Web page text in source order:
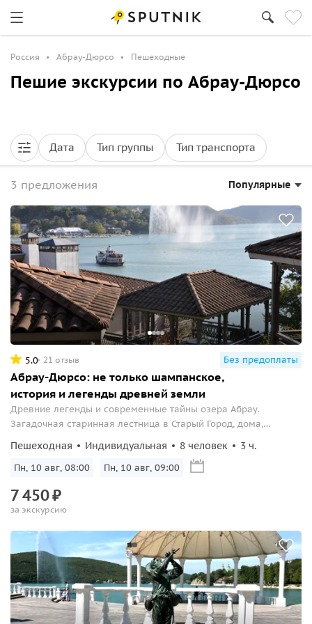
Россия Абрау-Дюрсо Пешеходные
Пешие экскурсии по Абрау-Дюрсо
Дата Тип группы Тип транспорта
3 предложения Популярные
5.0 21 отзыв Без предоплаты
Абрау-Дюрсо: не только шампанское,
история и легенды древней земли
Древние легенды и современные тайны озера Абрау.
Загадочная старинная лестница в Старый Город, дома,
Пешеходная Индивидуальная 8 человек 3 ч.
Пн, 10 авг, 08:00 Пн, 10 авг, 09:00
7450₽
за экскурсию